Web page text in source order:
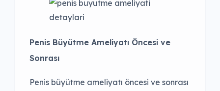
Penis Büyütme Ameliyatı Öncesi ve
Sonrası
Penis büyütme ameliyatı öncesi ve sonrası